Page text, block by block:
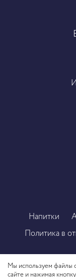
Напитки
Политика в
Мы используем файлы
сайте и нажимая